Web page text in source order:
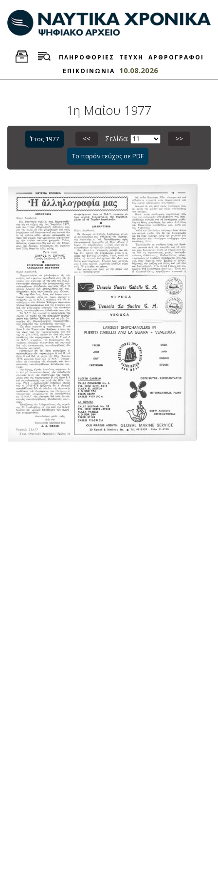
ΠΛΗΡΟΦΟΡΙΕΣ ΤΕΥΧΗ
ΑΡΘΡΟΓΡΑΦΟΙ
ΕΠΙΚΟΙΝΩΝΙΑ
10.08.2026
1η Μαΐου 1977
Έτος 1977 << Σελίδα: >>
Το παρόν τεύχος σε PDF